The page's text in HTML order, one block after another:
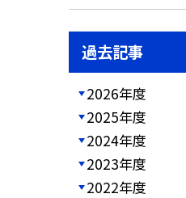
過去記事
2026年度
2025年度
2024年度
2023年度
2022年度